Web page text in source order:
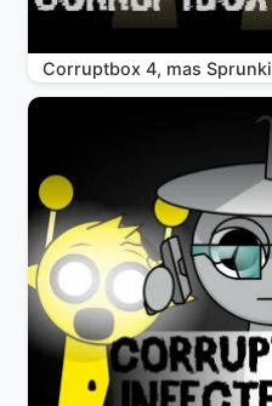
Corruptbox 4, mas Sprunki